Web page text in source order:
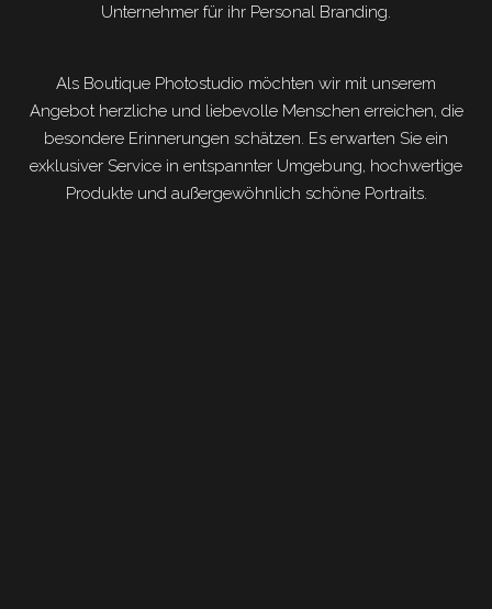
Unternehmer für ihr Personal Branding.
Als Boutique Photostudio möchten wir mit unserem
Angebot herzliche und liebevolle Menschen erreichen, die
besondere Erinnerungen schätzen. Es erwarten Sie ein
exklusiver Service in entspannter Umgebung, hochwertige
Produkte und außergewöhnlich schöne Portraits.